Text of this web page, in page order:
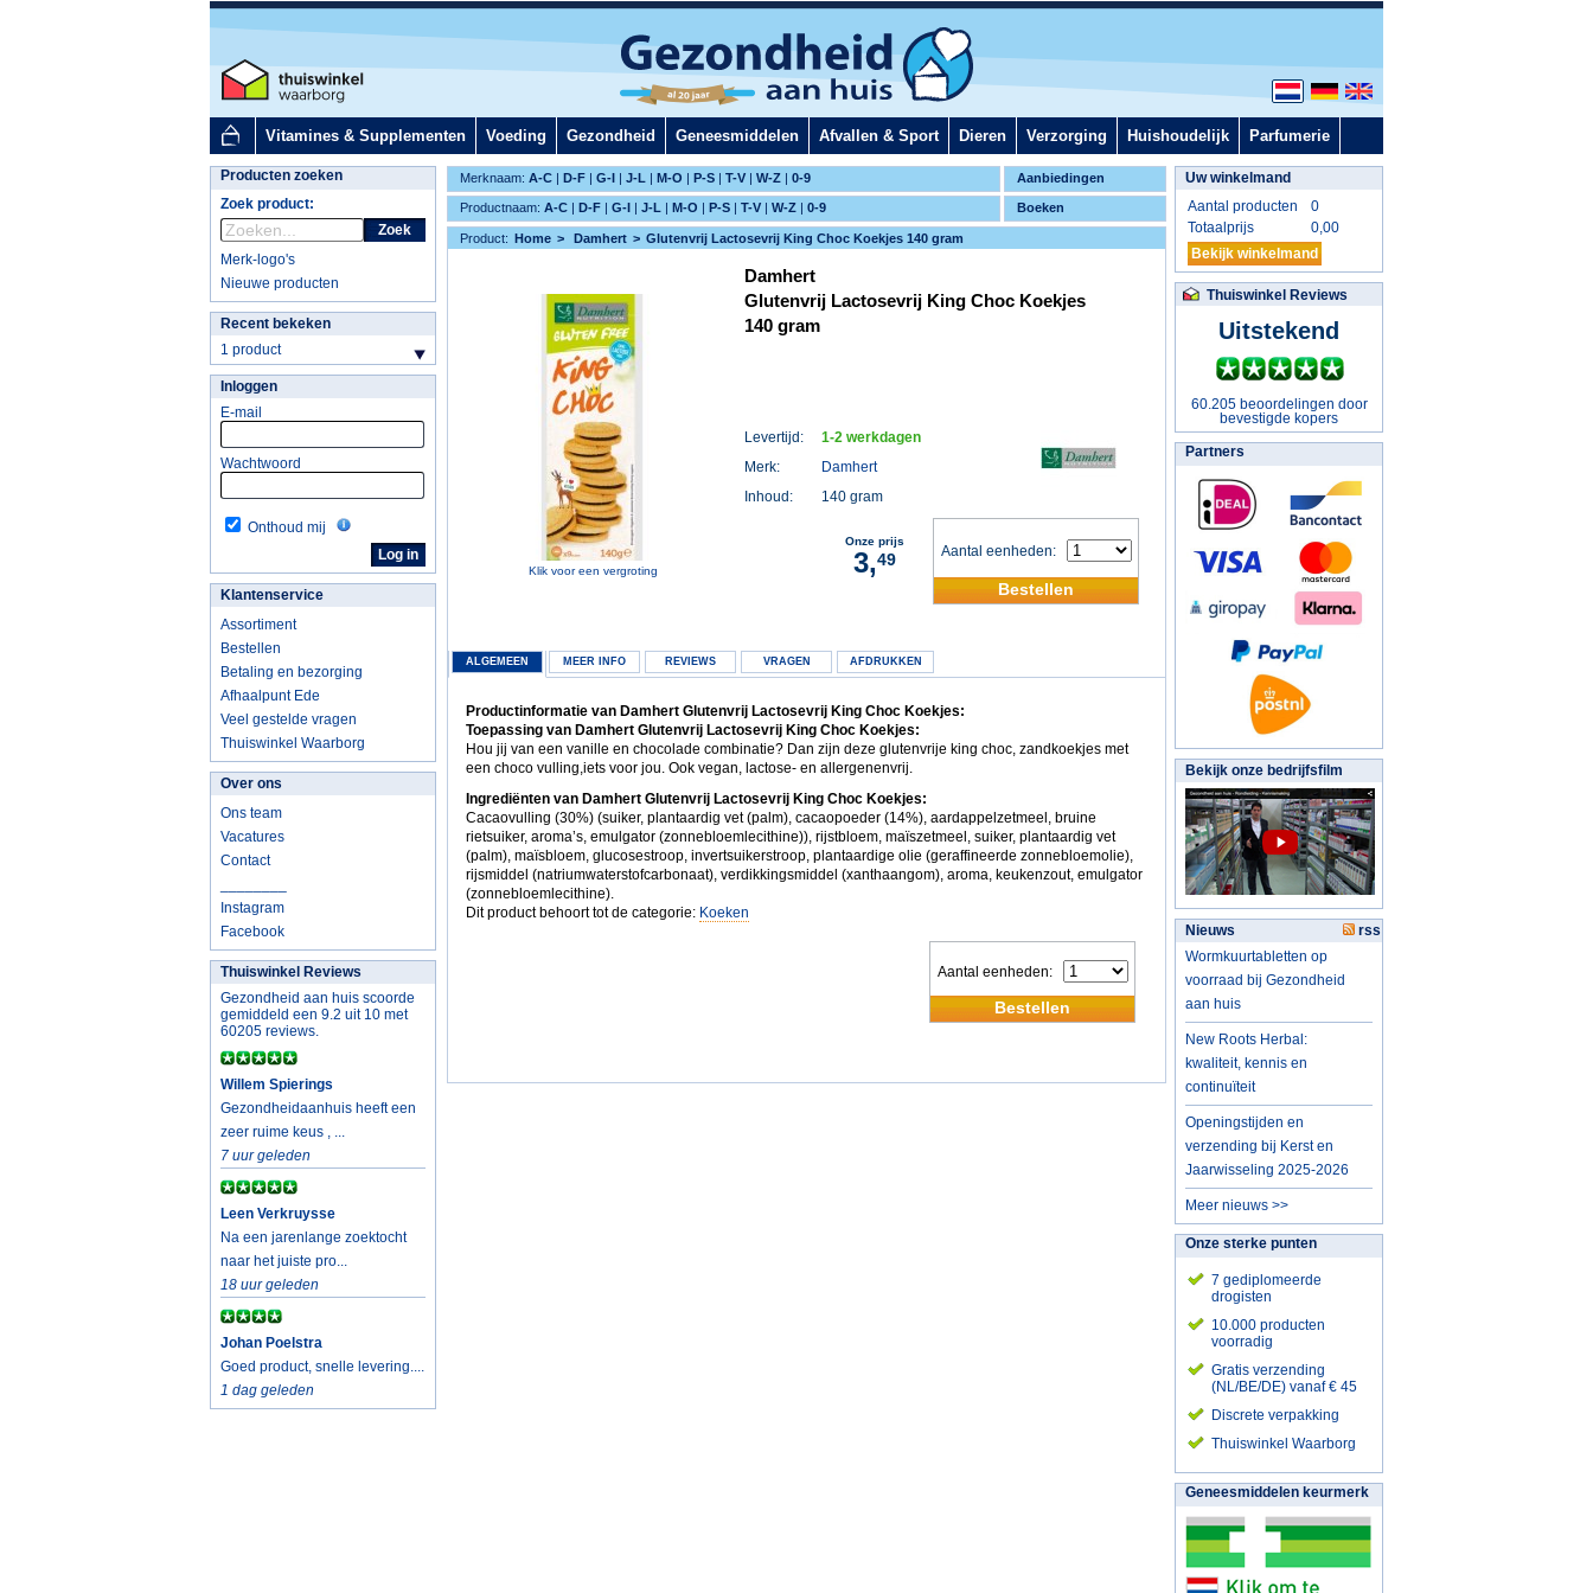
Vitamines & Supplementen Voeding Gezondheid Geneesmiddelen Afvallen & Sport Dieren Verzorging Huishoudelijk Parfumerie
Aanbiedingen
Merknaam: A-C | D-F | G-I | J-L | M-O | P-S | T-V | W-Z | 0-9
Boeken
Productnaam: A-C | D-F | G-I | J-L | M-O | P-S | T-V | W-Z | 0-9
Producten zoeken
Zoek product:
Zoek
Merk-logo's
Nieuwe producten
Recent bekeken
1 product
Inloggen
E-mail
Wachtwoord
Onthoud mij
Klantenservice
Assortiment
Bestellen
Betaling en bezorging
Afhaalpunt Ede
Veel gestelde vragen
Thuiswinkel Waarborg
Over ons
Ons team
Vacatures
Contact
Instagram
Facebook
Thuiswinkel Reviews
Gezondheid aan huis scoorde
gemiddeld een 9.2 uit 10 met
60205 reviews.
Willem Spierings
Gezondheidaanhuis heeft een
zeer ruime keus , ...
7 uur geleden
Leen Verkruysse
Na een jarenlange zoektocht
naar het juiste pro...
18 uur geleden
Johan Poelstra
Goed product, snelle levering....
1 dag geleden
Product: Home Damhert Glutenvrij Lactosevrij King Choc Koekjes 140 gram
Klik voor een vergroting
Damhert
Glutenvrij Lactosevrij King Choc Koekjes
140 gram
Levertijd:
1-2 werkdagen
Merk:
Damhert
Inhoud:
140 gram
Aantal eenheden:
Bestellen
Onze prijs
3,49
ALGEMEEN MEER INFO REVIEWS VRAGEN AFDRUKKEN
Productinformatie van Damhert Glutenvrij Lactosevrij King Choc Koekjes:
Toepassing van Damhert Glutenvrij Lactosevrij King Choc Koekjes:
Hou jij van een vanille en chocolade combinatie? Dan zijn deze glutenvrije king choc, zandkoekjes met
een choco vulling,iets voor jou. Ook vegan, lactose- en allergenenvrij.
Ingrediënten van Damhert Glutenvrij Lactosevrij King Choc Koekjes:
Cacaovulling (30%) (suiker, plantaardig vet (palm), cacaopoeder (14%), aardappelzetmeel, bruine
rietsuiker, aroma’s, emulgator (zonnebloemlecithine)), rijstbloem, maïszetmeel, suiker, plantaardig vet
(palm), maïsbloem, glucosestroop, invertsuikerstroop, plantaardige olie (geraffineerde zonnebloemolie),
rijsmiddel (natriumwaterstofcarbonaat), verdikkingsmiddel (xanthaangom), aroma, keukenzout, emulgator
(zonnebloemlecithine).
Dit product behoort tot de categorie: Koeken
Aantal eenheden:
Bestellen
Uw winkelmand
Aantal producten
0
Totaalprijs
0,00
Bekijk winkelmand
Thuiswinkel Reviews
Uitstekend
60.205 beoordelingen door
bevestigde kopers
Partners
Bekijk onze bedrijfsfilm
Nieuws
rss
Wormkuurtabletten op
voorraad bij Gezondheid
aan huis
New Roots Herbal:
kwaliteit, kennis en
continuïteit
Openingstijden en
verzending bij Kerst en
Jaarwisseling 2025-2026
Meer nieuws >>
Onze sterke punten
7 gediplomeerde
drogisten
10.000 producten
voorradig
Gratis verzending
(NL/BE/DE) vanaf € 45
Discrete verpakking
Thuiswinkel Waarborg
Geneesmiddelen keurmerk